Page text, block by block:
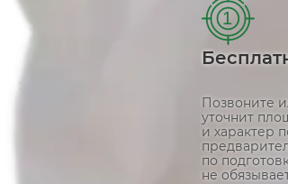
1
Позвоните
уточнит
и характер
по
не